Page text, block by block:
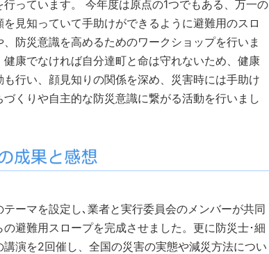
っています。
今年度は原点の1つでもある、万一の
を見知っていて手助けができるように避難用のスロ
、防災意識を高めるためのワークショップを行いま
健康でなければ自分達町と命は守れないため、健康
も行い、顔見知りの関係を深め、災害時には手助け
づくりや自主的な防災意識に繋がる活動を行いまし
テーマを設定し､業者と実行委員会のメンバーが共同
の避難用スロープを完成させました。更に防災士･細
講演を2回催し、全国の災害の実態や減災方法につい